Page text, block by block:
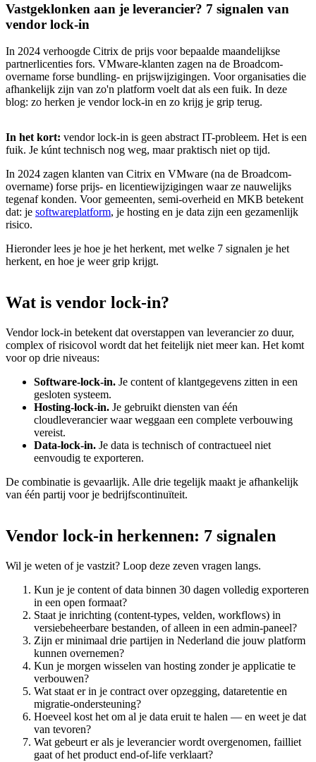
Vastgeklonken aan je leverancier? 7 signalen van
vendor lock-in
In 2024 verhoogde Citrix de prijs voor bepaalde maandelijkse
partnerlicenties fors. VMware-klanten zagen na de Broadcom-
overname forse bundling- en prijswijzigingen. Voor organisaties die
afhankelijk zijn van zo'n platform voelt dat als een fuik. In deze
blog: zo herken je vendor lock-in en zo krijg je grip terug.
In het kort: vendor lock-in is geen abstract IT-probleem. Het is een
fuik. Je kúnt technisch nog weg, maar praktisch niet op tijd.
In 2024 zagen klanten van Citrix en VMware (na de Broadcom-
overname) forse prijs- en licentiewijzigingen waar ze nauwelijks
tegenaf konden. Voor gemeenten, semi-overheid en MKB betekent
dat: je softwareplatform, je hosting en je data zijn een gezamenlijk
risico.
Hieronder lees je hoe je het herkent, met welke 7 signalen je het
herkent, en hoe je weer grip krijgt.
Wat is vendor lock-in?
Vendor lock-in betekent dat overstappen van leverancier zo duur,
complex of risicovol wordt dat het feitelijk niet meer kan. Het komt
voor op drie niveaus:
Software-lock-in. Je content of klantgegevens zitten in een
gesloten systeem.
Hosting-lock-in. Je gebruikt diensten van één
cloudleverancier waar weggaan een complete verbouwing
vereist.
Data-lock-in. Je data is technisch of contractueel niet
eenvoudig te exporteren.
De combinatie is gevaarlijk. Alle drie tegelijk maakt je afhankelijk
van één partij voor je bedrijfscontinuïteit.
Vendor lock-in herkennen: 7 signalen
Wil je weten of je vastzit? Loop deze zeven vragen langs.
Kun je je content of data binnen 30 dagen volledig exporteren
in een open formaat?
Staat je inrichting (content-types, velden, workflows) in
versiebeheerbare bestanden, of alleen in een admin-paneel?
Zijn er minimaal drie partijen in Nederland die jouw platform
kunnen overnemen?
Kun je morgen wisselen van hosting zonder je applicatie te
verbouwen?
Wat staat er in je contract over opzegging, dataretentie en
migratie-ondersteuning?
Hoeveel kost het om al je data eruit te halen — en weet je dat
van tevoren?
Wat gebeurt er als je leverancier wordt overgenomen, failliet
gaat of het product end-of-life verklaart?